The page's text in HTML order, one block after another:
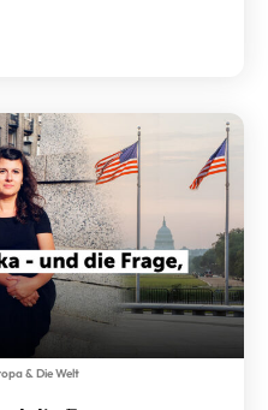
& Die Welt